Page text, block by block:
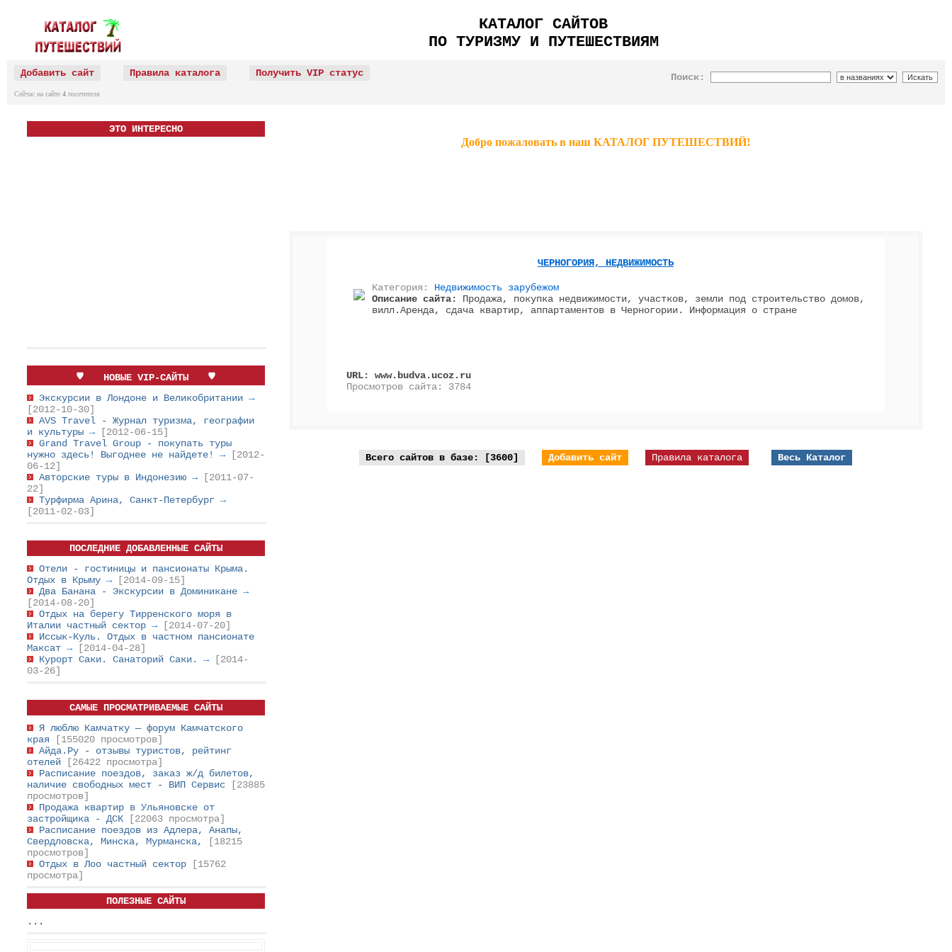
КАТАЛОГ САЙТОВ
ПО ТУРИЗМУ И ПУТЕШЕСТВИЯМ
Добавить сайт Правила каталога Получить VIP статус
Сейчас на сайте 4 посетителя
Поиск:
ЭТО ИНТЕРЕСНО
НОВЫЕ VIP-САЙТЫ
Экскурсии в Лондоне и Великобритании →
[2012-10-30]
AVS Travel - Журнал туризма, географии
и культуры →
[2012-06-15]
Grand Travel Group - покупать туры
нужно здесь! Выгоднее не найдете! →
[2012-
06-12]
Авторские туры в Индонезию →
[2011-07-
22]
Турфирма Арина, Санкт-Петербург →
[2011-02-03]
ПОСЛЕДНИЕ ДОБАВЛЕННЫЕ САЙТЫ
Отели - гостиницы и пансионаты Крыма.
Отдых в Крыму →
[2014-09-15]
Два Банана - Экскурсии в Доминикане →
[2014-08-20]
Отдых на берегу Тирренского моря в
Италии частный сектор →
[2014-07-20]
Иссык-Куль. Отдых в частном пансионате
Максат →
[2014-04-28]
Курорт Саки. Санаторий Саки. →
[2014-
03-26]
САМЫЕ ПРОСМАТРИВАЕМЫЕ САЙТЫ
Я люблю Камчатку — форум Камчатского
края
[155020 просмотров]
Айда.Ру - отзывы туристов, рейтинг
отелей
[26422 просмотра]
Расписание поездов, заказ ж/д билетов,
наличие свободных мест - ВИП Сервис
[23885
просмотров]
Продажа квартир в Ульяновске от
застройщика - ДСК
[22063 просмотра]
Расписание поездов из Адлера, Анапы,
Свердловска, Минска, Мурманска,
[18215
просмотров]
Отдых в Лоо частный сектор
[15762
просмотра]
ПОЛЕЗНЫЕ САЙТЫ
...
Добро пожаловать в наш КАТАЛОГ ПУТЕШЕСТВИЙ!
ЧЕРНОГОРИЯ, НЕДВИЖИМОСТЬ
Категория: Недвижимость зарубежом
Описание сайта: Продажа, покупка недвижимости, участков, земли под строительство домов,
вилл.Аренда, сдача квартир, аппартаментов в Черногории. Информация о стране
URL: www.budva.ucoz.ru
Просмотров сайта: 3784
Всего сайтов в базе: [3600] Добавить сайт Правила каталога Весь Каталог